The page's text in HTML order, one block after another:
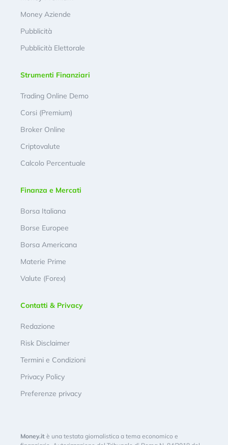
Money Aziende
Pubblicità
Pubblicità Elettorale
Strumenti Finanziari
Trading Online Demo
Corsi (Premium)
Broker Online
Criptovalute
Calcolo Percentuale
Finanza e Mercati
Borsa Italiana
Borse Europee
Borsa Americana
Materie Prime
Valute (Forex)
Contatti & Privacy
Redazione
Risk Disclaimer
Termini e Condizioni
Privacy Policy
Preferenze privacy
Money.it è una testata giornalistica a tema economico e